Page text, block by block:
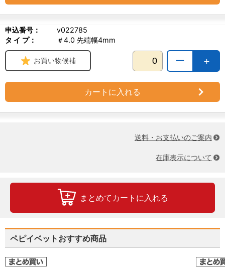
申込番号：
v022785
タ イ プ：
＃4.0 先端幅4mm
＋
ー
お買い物候補
カートに入れる
送料・お支払いのご案内
在庫表示について
まとめてカートに入れる
ペピイベットおすすめ商品